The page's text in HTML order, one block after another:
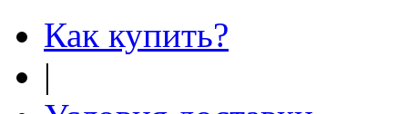
Как купить?
|